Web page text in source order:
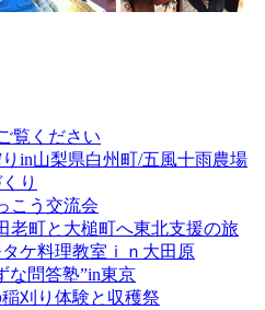
覧ください
in山梨県白州町/五風十雨農場
り
こう交流会
老町と大槌町へ東北支援の旅
ケ料理教室ｉｎ大田原
な問答塾”in東京
刈り体験と収穫祭